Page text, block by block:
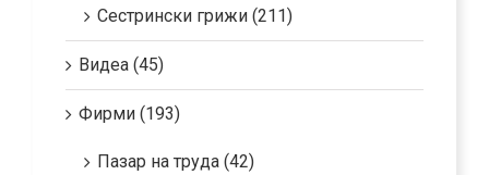
Сестрински грижи (211)
Видеа (45)
Фирми (193)
Пазар на труда (42)